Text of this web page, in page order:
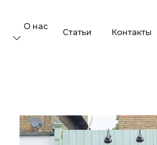
О нас
Статьи Контакты